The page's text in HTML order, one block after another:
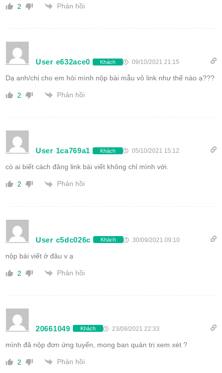
2 Phản hồi
User e632ace0 Khách 09/10/2021 21:15
Dạ anh/chị cho em hỏi mình nộp bài mẫu vô link như thế nào ạ???
2 Phản hồi
User 1ca769a1 Khách 05/10/2021 15:12
có ai biết cách đăng link bài viết không chỉ mình với.
2 Phản hồi
User c5dc026c Khách 30/09/2021 09:10
nộp bài viết ở đâu v ạ
2 Phản hồi
20661049 Khách 23/09/2021 22:33
mình đã nộp đơn ứng tuyển, mong ban quản trị xem xét ?
2 Phản hồi